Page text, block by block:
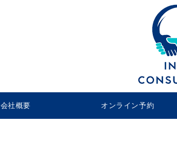
社概要 オンライン予約